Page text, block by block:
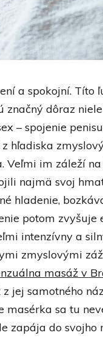
a spokojní. Títo
značný dôraz
– spojenie
hľadiska
Veľmi im záleží
najmä svoj
hladenie,
potom zvyšuje
intenzívny a
zmyslovými
masáž v
jej samotného
masérka sa tu
zapája do svojho